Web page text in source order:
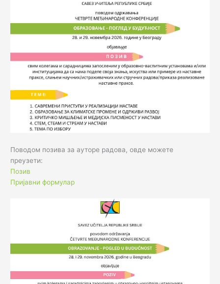
Поводом позива за ауторе радова, овде можете
преузети:
Позив
Пријавни формулар